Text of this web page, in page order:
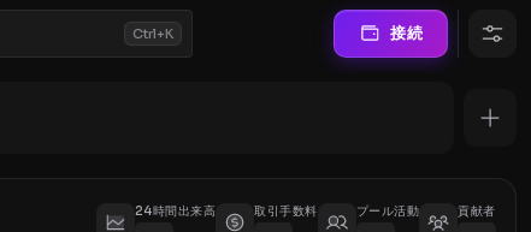
Ctrl+K 接続
24時間出来高 取引手数料 プール活動 貢献者